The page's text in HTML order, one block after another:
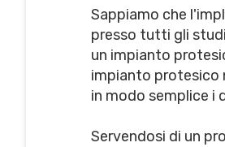
Sappiamo che
presso tutti gli
un impianto
impianto protesico
in modo semplice i
Servendosi di un